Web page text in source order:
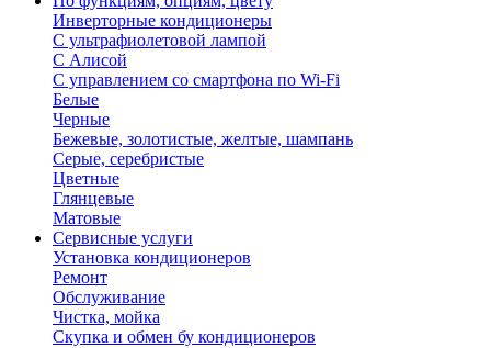
Инверторные кондиционеры
С ультрафиолетовой лампой
С Алисой
С управлением со смартфона по Wi-Fi
Белые
Черные
Бежевые, золотистые, желтые, шампань
Серые, серебристые
Цветные
Глянцевые
Матовые
Сервисные услуги
Установка кондиционеров
Ремонт
Обслуживание
Чистка, мойка
Скупка и обмен бу кондиционеров